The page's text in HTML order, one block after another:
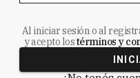
Al iniciar sesión o al
y acepto lostérminos y